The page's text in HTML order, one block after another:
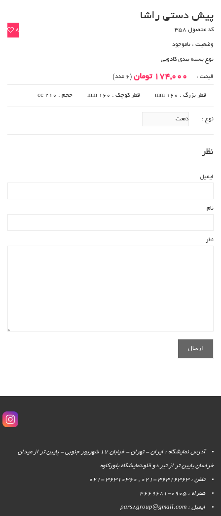
پیش دستی راشا
8 کد محصول 358
وضعیت : ناموجود
نوع بسته بندی کادویی
قیمت : 174,000 تومان (6 عدد)
قطر بزرگ : 160 mm قطر کوچک : 160 mm حجم : 210 cc
نوع :
نظر
ایمیل
نام
نظر
آدرس نمایشگاه : ایران - تهران - خیابان 17 شهریور جنوبی - پایین تر از میدان
خراسان پایین تر از تیر دو قلو،نمایشگاه بلورکاوه
تلفن : 36316363 -021 , 36310360 -021
همراه : 0905-4669681
ایمیل : pars8group@gmail.com